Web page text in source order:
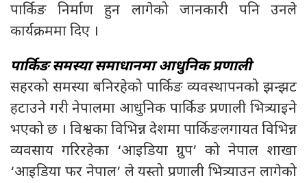
पार्किङ निर्माण हुन लागेको जानकारी पनि उनले
कार्यक्रममा दिए ।
पार्किङ समस्या समाधानमा आधुनिक प्रणाली
सहरको समस्या बनिरहेको पार्किङ व्यवस्थापनको झन्झट
हटाउने गरी नेपालमा आधुनिक पार्किङ प्रणाली भित्र्याइने
भएको छ । विश्वका विभिन्न देशमा पार्किङलगायत विभिन्न
व्यवसाय गरिरहेका ‘आइडिया ग्रुप’ को नेपाल शाखा
‘आइडिया फर नेपाल’ ले यस्तो प्रणाली भित्र्याउन लागेको